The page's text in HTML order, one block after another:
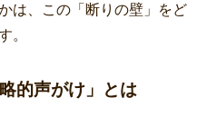
は、この「断りの壁」をど
。
的声がけ」とは